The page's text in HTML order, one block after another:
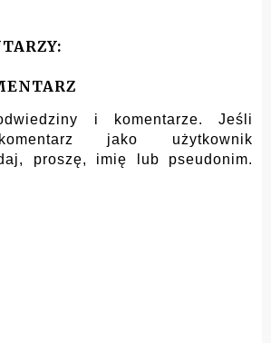
i komentarze. Jeśli
jako użytkownik
proszę, imię lub pseudonim.